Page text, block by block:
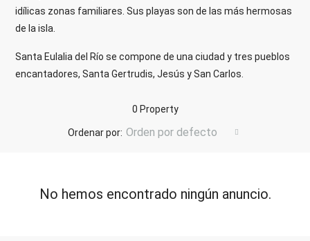
idílicas zonas familiares. Sus playas son de las más hermosas
de la isla.
Santa Eulalia del Río se compone de una ciudad y tres pueblos
encantadores, Santa Gertrudis, Jesús y San Carlos.
0 Property
Ordenar por: Orden por defecto
No hemos encontrado ningún anuncio.